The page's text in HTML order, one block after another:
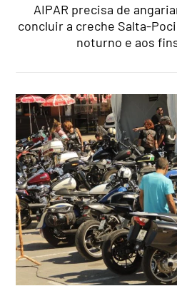
AIPAR precisa de
concluir a creche Salta-
noturno e aos